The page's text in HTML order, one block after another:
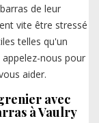
de leur
vite être stressé
telles qu'un
nous pour
aider.
avec
à Vaulry